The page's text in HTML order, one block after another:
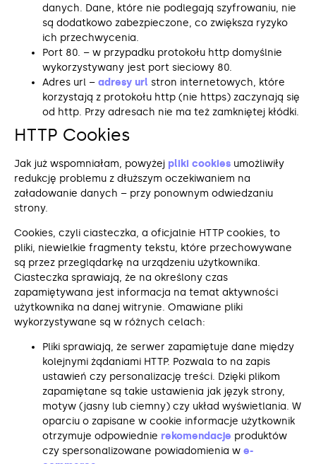
danych. Dane, które nie podlegają szyfrowaniu, nie
są dodatkowo zabezpieczone, co zwiększa ryzyko
ich przechwycenia.
Port 80. – w przypadku protokołu http domyślnie
wykorzystywany jest port sieciowy 80.
Adres url – adresy url stron internetowych, które
korzystają z protokołu http (nie https) zaczynają się
od http. Przy adresach nie ma też zamkniętej kłódki.
HTTP Cookies
Jak już wspomniałam, powyżej pliki cookies umożliwiły
redukcję problemu z dłuższym oczekiwaniem na
załadowanie danych – przy ponownym odwiedzaniu
strony.
Cookies, czyli ciasteczka, a oficjalnie HTTP cookies, to
pliki, niewielkie fragmenty tekstu, które przechowywane
są przez przeglądarkę na urządzeniu użytkownika.
Ciasteczka sprawiają, że na określony czas
zapamiętywana jest informacja na temat aktywności
użytkownika na danej witrynie. Omawiane pliki
wykorzystywane są w różnych celach:
Pliki sprawiają, że serwer zapamiętuje dane między
kolejnymi żądaniami HTTP. Pozwala to na zapis
ustawień czy personalizację treści. Dzięki plikom
zapamiętane są takie ustawienia jak język strony,
motyw (jasny lub ciemny) czy układ wyświetlania. W
oparciu o zapisane w cookie informacje użytkownik
otrzymuje odpowiednie rekomendacje produktów
czy spersonalizowane powiadomienia w e-